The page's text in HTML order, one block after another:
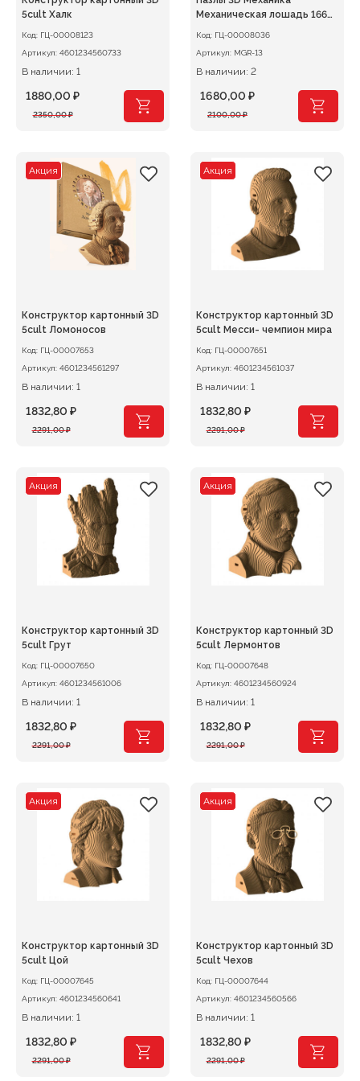
5cult Халк
Код: ГЦ-00008123
Артикул: 4601234560733
В наличии: 1
2350,00₽
Первоначальная
2350,00 ₽.
1880,00 ₽
Текущая
Механическая лошадь 166
Код: ГЦ-00008036
Артикул: MGR-13
В наличии: 2
2100,00₽
Первоначальная
2100,00 ₽.
1680,00 ₽
Текущая
Акция
Конструктор картонный 3D
5cult Ломоносов
Код: ГЦ-00007653
Артикул: 4601234561297
В наличии: 1
2291,00₽
Первоначальная
2291,00 ₽.
1832,80 ₽
Текущая
Акция
Конструктор картонный 3D
5cult Месси- чемпион мира
Код: ГЦ-00007651
Артикул: 4601234561037
В наличии: 1
2291,00₽
Первоначальная
2291,00 ₽.
1832,80 ₽
Текущая
Акция
Конструктор картонный 3D
5cult Грут
Код: ГЦ-00007650
Артикул: 4601234561006
В наличии: 1
2291,00₽
Первоначальная
2291,00 ₽.
1832,80 ₽
Текущая
Акция
Конструктор картонный 3D
5cult Лермонтов
Код: ГЦ-00007648
Артикул: 4601234560924
В наличии: 1
2291,00₽
Первоначальная
2291,00 ₽.
1832,80 ₽
Текущая
Акция
Конструктор картонный 3D
5cult Цой
Код: ГЦ-00007645
Артикул: 4601234560641
В наличии: 1
2291,00₽
Первоначальная
1832,80 ₽
Текущая
Акция
Конструктор картонный 3D
5cult Чехов
Код: ГЦ-00007644
Артикул: 4601234560566
В наличии: 1
2291,00₽
Первоначальная
1832,80 ₽
Текущая